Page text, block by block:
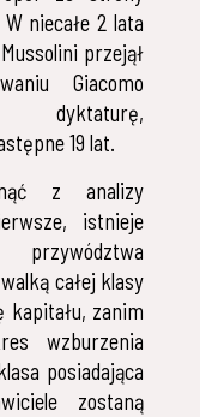
niecałe 2 lata
przejął
Giacomo
dyktaturę,
19 lat.
z analizy
istnieje
całej klasy
zanim
wzburzenia
posiadająca
zostaną